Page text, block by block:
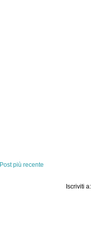
Post più recente
Iscriviti a: